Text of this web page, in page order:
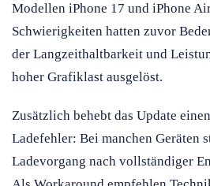
Modellen iPhone 17 und iPhone
Schwierigkeiten hatten zuvor
der Langzeithaltbarkeit und
hoher Grafiklast ausgelöst.
Zusätzlich behebt das Update
Ladefehler: Bei manchen Geräten
Ladevorgang nach vollständiger